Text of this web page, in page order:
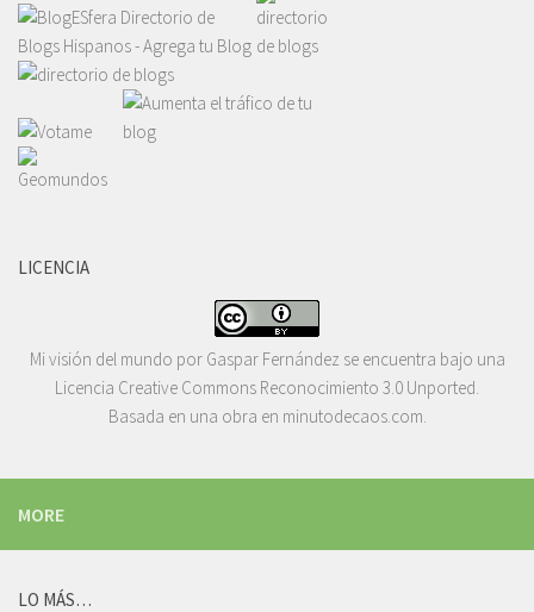
LICENCIA
Mi visión del mundo por Gaspar Fernández se encuentra bajo una
Licencia Creative Commons Reconocimiento 3.0 Unported
Basada en una obra en minutodecaos.com
MORE
LO MÁS…